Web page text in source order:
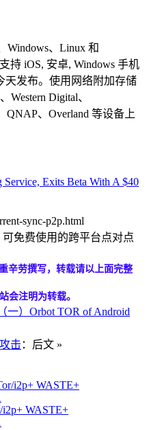
Windows、Linux 和
持 iOS, 安卓, Windows 手机
天发布。使用网络附加存储
Western Digital、
QNAP、Overland 等设备上
Service, Exits Beta With A $40
sync-p2p.html
可免费使用的跨平台点对点
辛劳撰写，转载请以上面完整
会注明为转载。
）Orbot TOR of Android
击 ：后文 »
i2p+ WASTE+